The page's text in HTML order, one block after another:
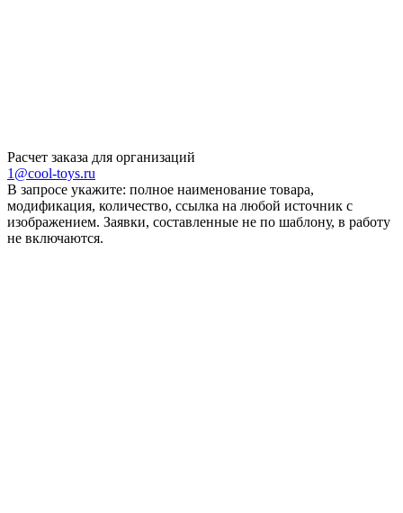
Расчет заказа для организаций
1@cool-toys.ru
В запросе укажите: полное наименование товара,
модификация, количество, ссылка на любой источник с
изображением. Заявки, составленные не по шаблону, в работу
не включаются.